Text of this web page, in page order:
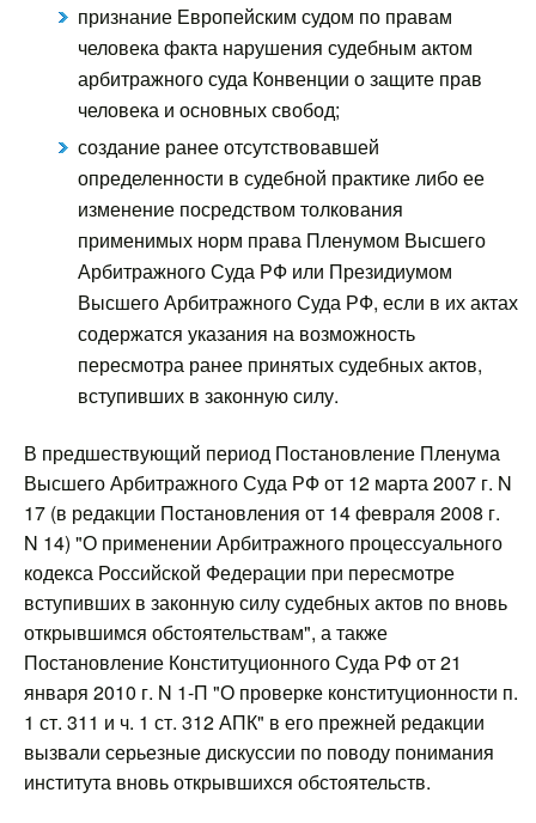
признание Европейским судом по правам
человека факта нарушения судебным актом
арбитражного суда Конвенции о защите прав
человека и основных свобод;
создание ранее отсутствовавшей
определенности в судебной практике либо ее
изменение посредством толкования
применимых норм права Пленумом Высшего
Арбитражного Суда РФ или Президиумом
Высшего Арбитражного Суда РФ, если в их актах
содержатся указания на возможность
пересмотра ранее принятых судебных актов,
вступивших в законную силу.
В предшествующий период Постановление Пленума
Высшего Арбитражного Суда РФ от 12 марта 2007 г. N
17 (в редакции Постановления от 14 февраля 2008 г.
N 14) "О применении Арбитражного процессуального
кодекса Российской Федерации при пересмотре
вступивших в законную силу судебных актов по вновь
открывшимся обстоятельствам", а также
Постановление Конституционного Суда РФ от 21
января 2010 г. N 1-П "О проверке конституционности п.
1 ст. 311 и ч. 1 ст. 312 АПК" в его прежней редакции
вызвали серьезные дискуссии по поводу понимания
института вновь открывшихся обстоятельств.